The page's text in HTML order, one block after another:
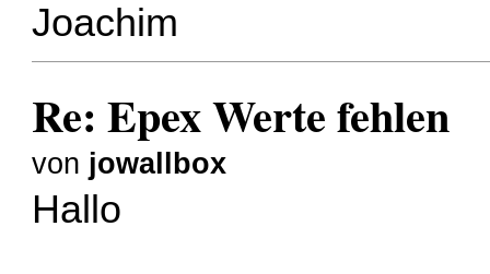
Joachim
Re: Epex Werte fehlen
von jowallbox
Hallo